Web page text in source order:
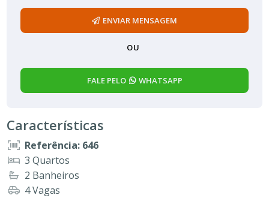
ENVIAR MENSAGEM
OU
FALE PELO WHATSAPP
Características
Referência: 646
3 Quartos
2 Banheiros
4 Vagas